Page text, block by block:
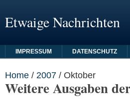
Etwaige Nachrichten
IMPRESSUM DATENSCHUTZ
Home / 2007 / Oktober
Weitere Ausgaben